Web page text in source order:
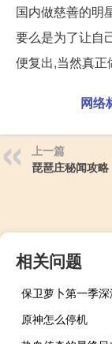
国内做慈善的明
要么是为了让自
便复出,当然真正
网络
上一篇
琵琶庄秘闻攻略
相关问题
保卫萝卜第一季
原神怎么停机